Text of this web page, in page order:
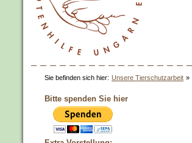
Sie befinden sich hier: Unsere Tierschutzarbeit »
Bitte spenden Sie hier